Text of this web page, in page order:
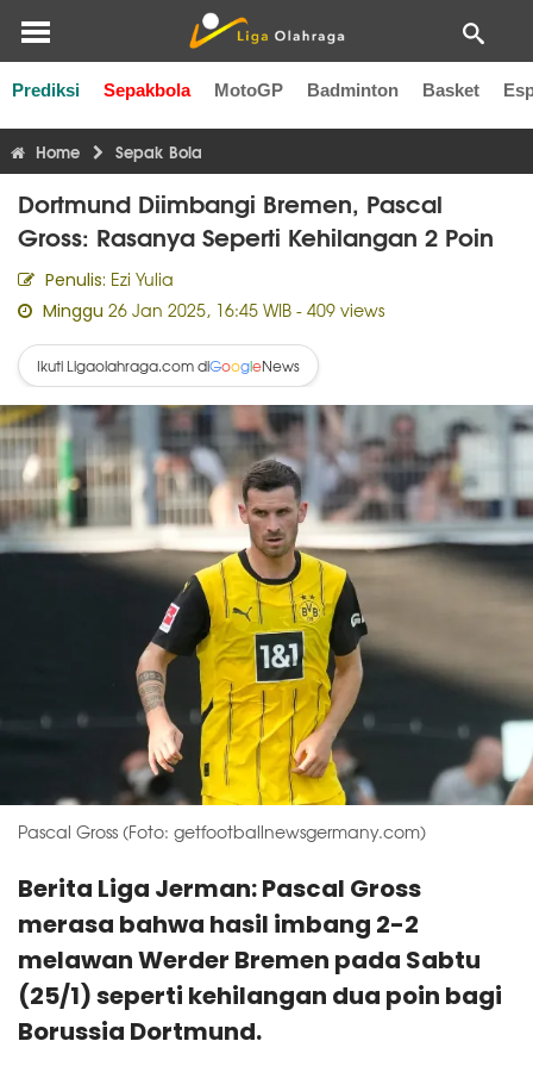
Prediksi Sepakbola MotoGP Badminton Basket
Liga Inggris Liga Italia Liga Spanyol Liga Perancis
Home Sepak Bola
Dortmund Diimbangi Bremen, Pascal
Gross: Rasanya Seperti Kehilangan 2 Poin
Penulis: Ezi Yulia
Minggu 26 Jan 2025, 16:45 WIB - 409 views
Ikuti Ligaolahraga.com diGoogleNews
Pascal Gross (Foto: getfootballnewsgermany.com)
Berita Liga Jerman: Pascal Gross
merasa bahwa hasil imbang 2-2
melawan Werder Bremen pada Sabtu
(25/1) seperti kehilangan dua poin bagi
Borussia Dortmund.